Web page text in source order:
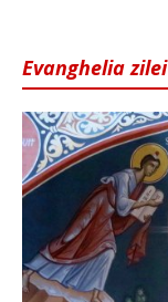
Evanghelia zilei